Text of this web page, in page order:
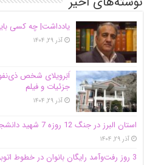
یادداشت| ‌چه کسی
آذر ۲۹, ۱۴۰۴
اَبَر‌ویلای شخص
جزئیات و فیلم
آذر ۲۹, ۱۴۰۴
استان البرز در جنگ 12 روزه 7 شهید دانشجو تقدیم انقلاب کرد
آذر ۲۹, ۱۴۰۴
3 روز رفت‌وآمد رایگان بانوان در خطوط اتوبوسرانی شهری کرج